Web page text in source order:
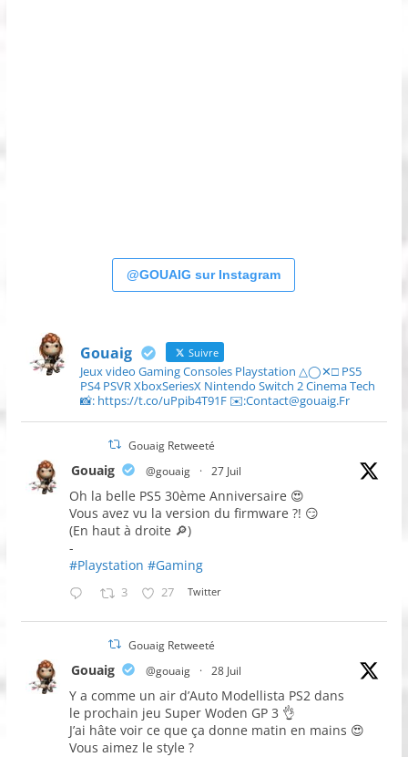
@GOUAIG sur Instagram
Gouaig Suivre
Jeux video Gaming Consoles Playstation △◯✕□ PS5
PS4 PSVR XboxSeriesX Nintendo Switch 2 Cinema Tech
📸: https://t.co/uPpib4T91F ✉️:Contact@gouaig.Fr
Gouaig Retweeté
Gouaig @gouaig · 27 Juil
Oh la belle PS5 30ème Anniversaire 😍
Vous avez vu la version du firmware ?! 😏
(En haut à droite 🔎)
-
#Playstation #Gaming
3 27 Twitter
Gouaig Retweeté
Gouaig @gouaig · 28 Juil
Y a comme un air d’Auto Modellista PS2 dans
le prochain jeu Super Woden GP 3 👌
J’ai hâte voir ce que ça donne matin en mains 😍
Vous aimez le style ?